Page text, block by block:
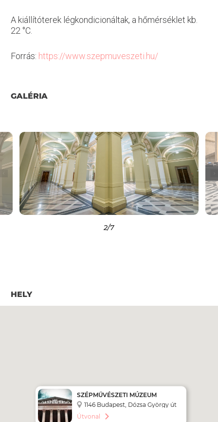
A kiállítóterek légkondicionáltak, a hőmérséklet kb.
22 °C.
Forrás: https://www.szepmuveszeti.hu/
GALÉRIA
2/7
HELY
SZÉPMŰVÉSZETI MÚZEUM
1146 Budapest, Dózsa György út
Útvonal